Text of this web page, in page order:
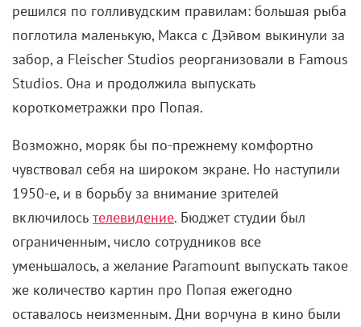
решился по голливудским правилам: большая рыба
поглотила маленькую, Макса с Дэйвом выкинули за
забор, а Fleischer Studios реорганизовали в Famous
Studios. Она и продолжила выпускать
короткометражки про Попая.
Возможно, моряк бы по-прежнему комфортно
чувствовал себя на широком экране. Но наступили
1950-е, и в борьбу за внимание зрителей
включилось телевидение. Бюджет студии был
ограниченным, число сотрудников все
уменьшалось, а желание Paramount выпускать такое
же количество картин про Попая ежегодно
оставалось неизменным. Дни ворчуна в кино были